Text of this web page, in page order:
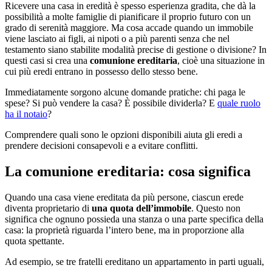
Ricevere una casa in eredità è spesso esperienza gradita, che dà la
possibilità a molte famiglie di pianificare il proprio futuro con un
grado di serenità maggiore. Ma cosa accade quando un immobile
viene lasciato ai figli, ai nipoti o a più parenti senza che nel
testamento siano stabilite modalità precise di gestione o divisione? In
questi casi si crea una comunione ereditaria, cioè una situazione in
cui più eredi entrano in possesso dello stesso bene.
Immediatamente sorgono alcune domande pratiche: chi paga le
spese? Si può vendere la casa? È possibile dividerla? E quale ruolo
ha il notaio?
Comprendere quali sono le opzioni disponibili aiuta gli eredi a
prendere decisioni consapevoli e a evitare conflitti.
La comunione ereditaria: cosa significa
Quando una casa viene ereditata da più persone, ciascun erede
diventa proprietario di una quota dell’immobile. Questo non
significa che ognuno possieda una stanza o una parte specifica della
casa: la proprietà riguarda l’intero bene, ma in proporzione alla
quota spettante.
Ad esempio, se tre fratelli ereditano un appartamento in parti uguali,